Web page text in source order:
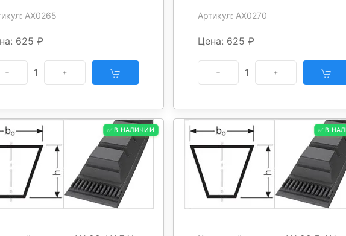
AX0265
625 ₽
1
Артикул: AX0270
Цена: 625 ₽
1
✅ В НАЛИЧИИ ✅ В